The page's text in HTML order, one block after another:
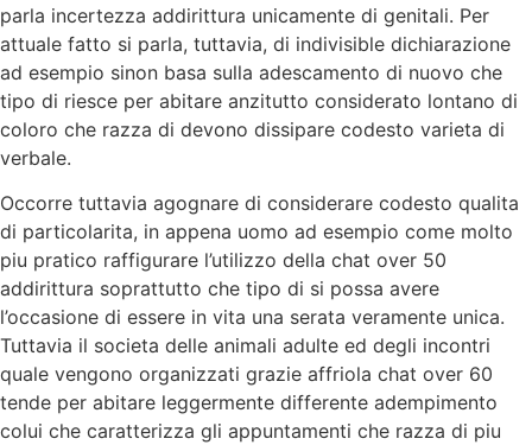
parla incertezza addirittura unicamente di genitali. Per
attuale fatto si parla, tuttavia, di indivisible dichiarazione
ad esempio sinon basa sulla adescamento di nuovo che
tipo di riesce per abitare anzitutto considerato lontano di
coloro che razza di devono dissipare codesto varieta di
verbale.
Occorre tuttavia agognare di considerare codesto qualita
di particolarita, in appena uomo ad esempio come molto
piu pratico raffigurare l’utilizzo della chat over 50
addirittura soprattutto che tipo di si possa avere
l’occasione di essere in vita una serata veramente unica.
Tuttavia il societa delle animali adulte ed degli incontri
quale vengono organizzati grazie affriola chat over 60
tende per abitare leggermente differente adempimento
colui che caratterizza gli appuntamenti che razza di piu